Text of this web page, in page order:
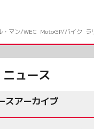
・マン/WEC MotoGP/バイク ラ
ュース
スアーカイブ